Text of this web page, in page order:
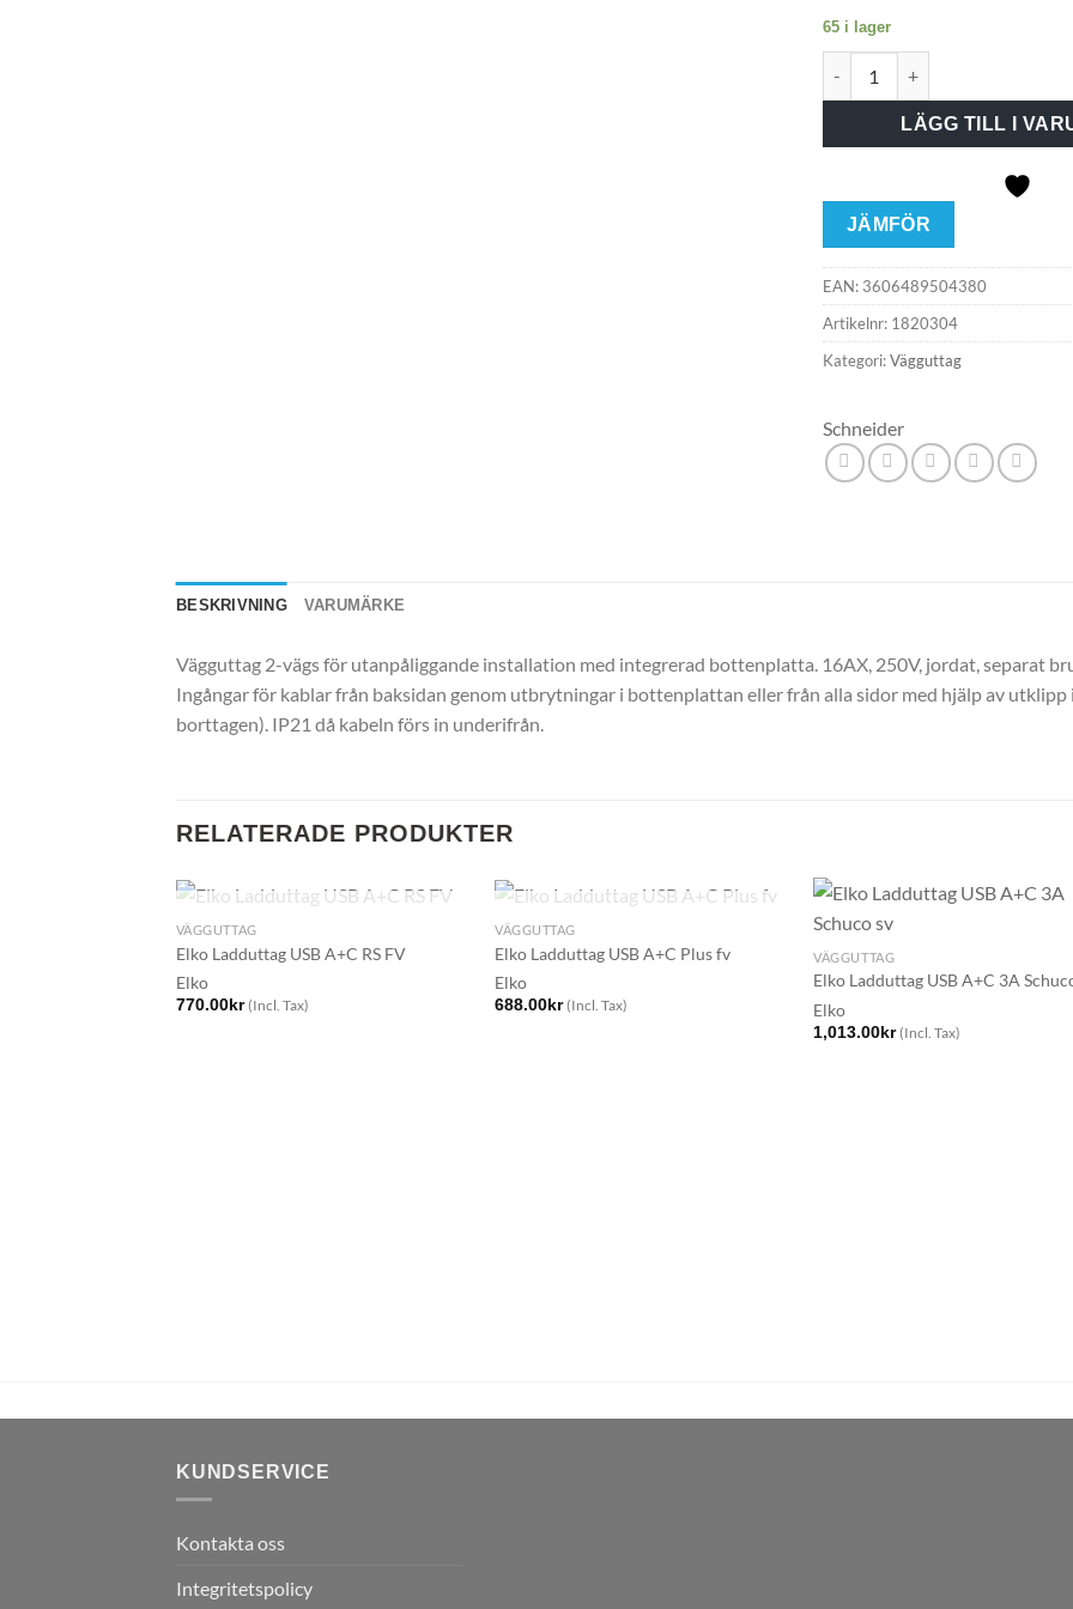
65 i lager
LÄGG TILL I
JÄMFÖR
EAN: 3606489504380
Artikelnr: 1820304
Kategori:Vägguttag
Schneider
BESKRIVNING VARUMÄRKE
Vägguttag 2-vägs för utanpåliggande installation med integrerad bottenplatta. 16AX, 250V, jordat, separat
Ingångar för kablar från baksidan genom utbrytningar i bottenplattan eller från alla sidor med hjälp av utklipp
borttagen). IP21 då kabeln förs in underifrån.
RELATERADE PRODUKTER
VÄGGUTTAG
Elko Ladduttag USB A+C RS FV
Elko
770.00kr (Incl. Tax)
VÄGGUTTAG
Elko Ladduttag USB A+C Plus fv
Elko
688.00kr (Incl. Tax)
VÄGGUTTAG
Elko Ladduttag USB A+C 3A
Elko
1,013.00kr (Incl. Tax)
KUNDSERVICE
Kontakta oss
Integritetspolicy